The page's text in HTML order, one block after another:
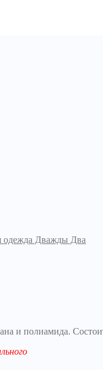
одежда Дважды Два
и полиамида.